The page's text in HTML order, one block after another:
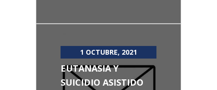
1 OCTUBRE, 2021
EUTANASIA Y
SUICIDIO ASISTIDO